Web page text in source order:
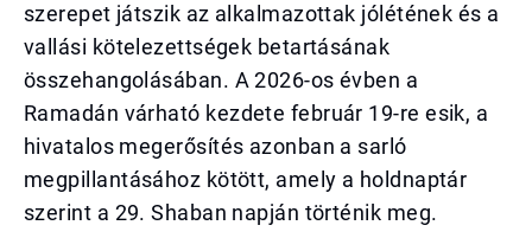
szerepet játszik az alkalmazottak jólétének és a
vallási kötelezettségek betartásának
összehangolásában. A 2026-os évben a
Ramadán várható kezdete február 19-re esik, a
hivatalos megerősítés azonban a sarló
megpillantásához kötött, amely a holdnaptár
szerint a 29. Shaban napján történik meg.